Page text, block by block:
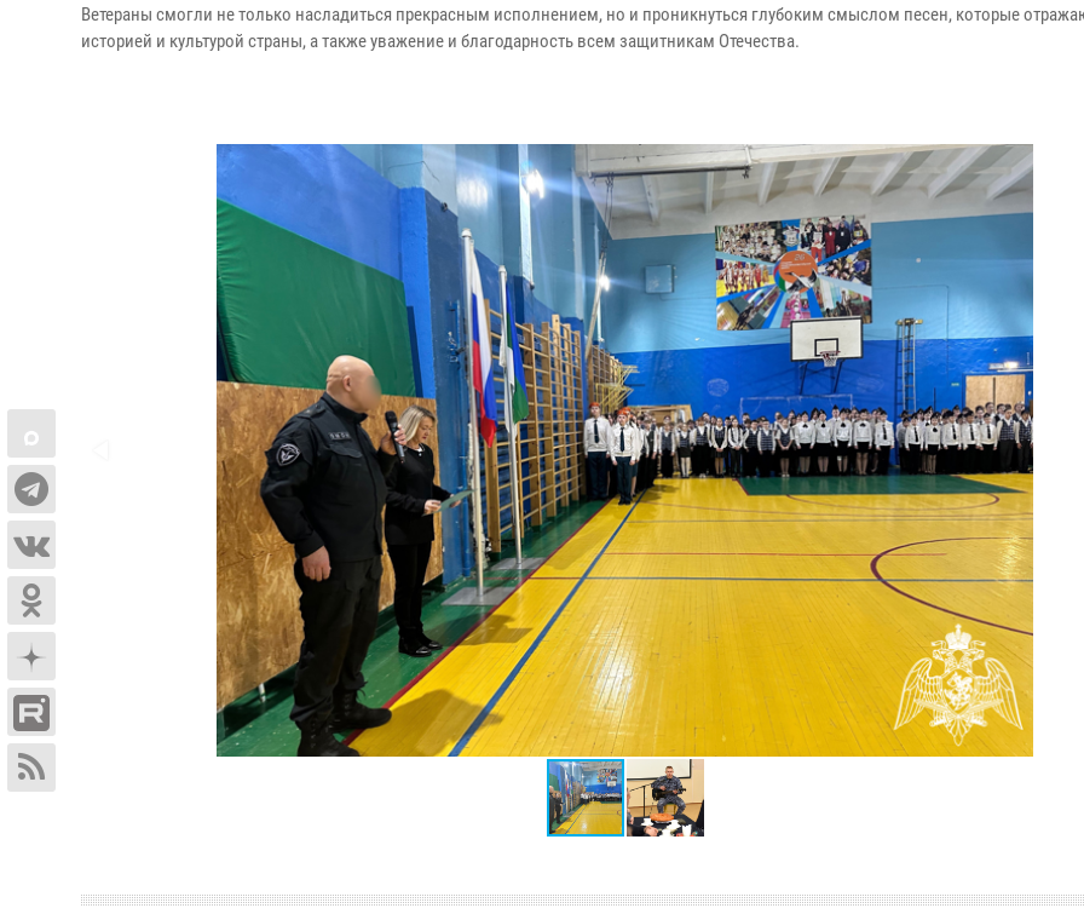
Ветераны смогли не только насладиться прекрасным исполнением, но и проникнуться глубоким смыслом песен, которые
историей и культурой страны, а также уважение и благодарность всем защитникам Отечества.